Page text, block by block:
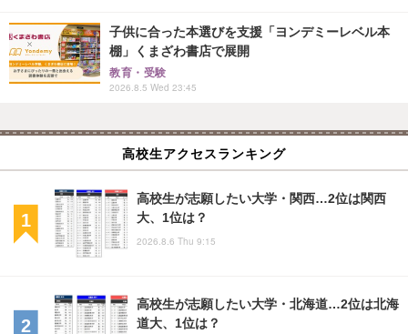
子供に合った本選びを支援「ヨンデミーレベル本
棚」くまざわ書店で展開
教育・受験
2026.8.5 Wed 23:45
高校生アクセスランキング
高校生が志願したい大学・関西…2位は関西
大、1位は？
2026.8.6 Thu 9:15
高校生が志願したい大学・北海道…2位は北海
道大、1位は？